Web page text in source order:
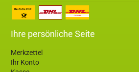
Ihre persönliche Seite
Merkzettel
Ihr Konto